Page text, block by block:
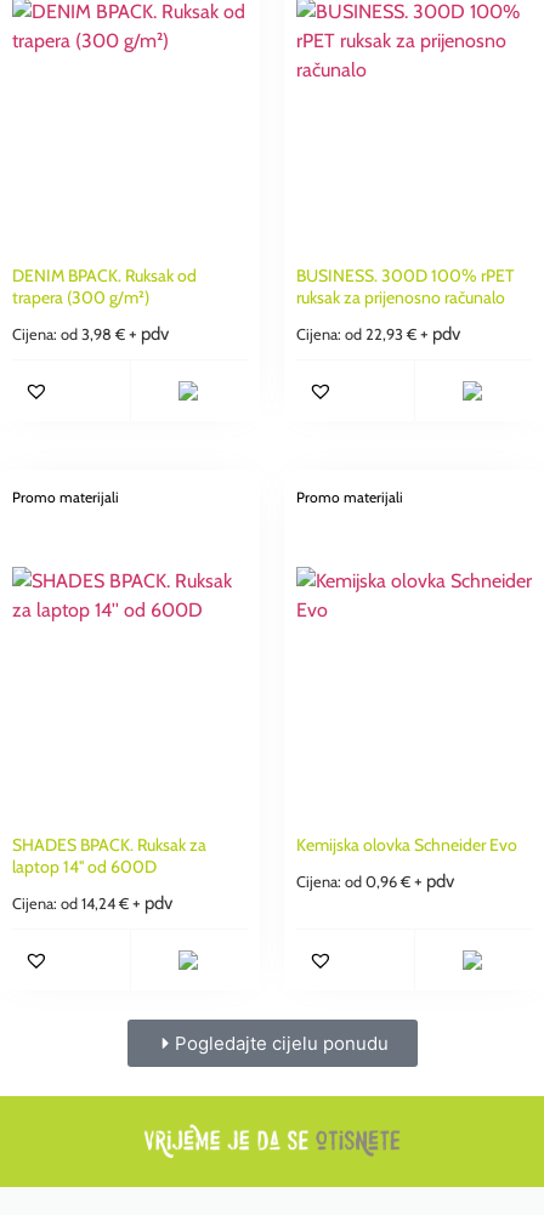
DENIM BPACK. Ruksak od
trapera (300 g/m²)
Cijena: od 3,98 € + pdv
BUSINESS. 300D 100% rPET
ruksak za prijenosno računalo
Cijena: od 22,93 € + pdv
Promo materijali
SHADES BPACK. Ruksak za
laptop 14'' od 600D
Cijena: od 14,24 € + pdv
Promo materijali
Kemijska olovka Schneider Evo
Cijena: od 0,96 € + pdv
Pogledajte cijelu ponudu